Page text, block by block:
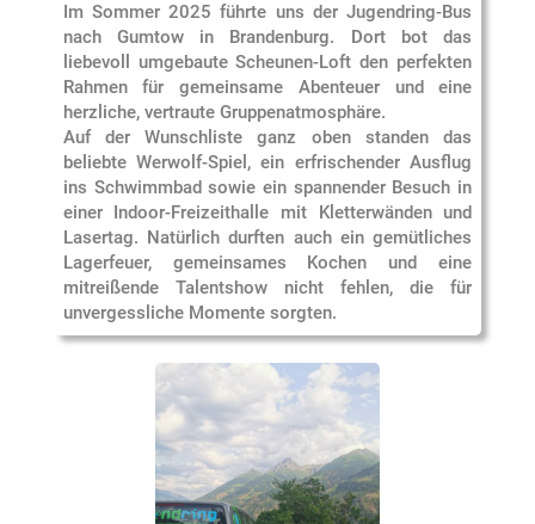
Im Sommer 2025 führte uns der Jugendring-Bus
nach Gumtow in Brandenburg. Dort bot das
liebevoll umgebaute Scheunen-Loft den perfekten
Rahmen für gemeinsame Abenteuer und eine
herzliche, vertraute Gruppenatmosphäre.
Auf der Wunschliste ganz oben standen das
beliebte Werwolf-Spiel, ein erfrischender Ausflug
ins Schwimmbad sowie ein spannender Besuch in
einer Indoor-Freizeithalle mit Kletterwänden und
Lasertag. Natürlich durften auch ein gemütliches
Lagerfeuer, gemeinsames Kochen und eine
mitreißende Talentshow nicht fehlen, die für
unvergessliche Momente sorgten.